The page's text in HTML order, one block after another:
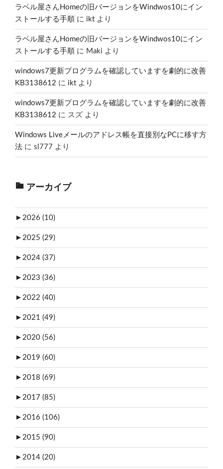
ラベル屋さんHomeの旧バージョンをWindwos10にイン
ストールする手順 に ikt より
ラベル屋さんHomeの旧バージョンをWindwos10にイン
ストールする手順 に Maki より
windows7更新プログラムを確認していますを劇的に改善
KB3138612 に ikt より
windows7更新プログラムを確認していますを劇的に改善
KB3138612 に スズ より
Windows Liveメールのアドレス帳を直接別なPCに移す方
法 に sl777 より
アーカイブ
► 2026 (10)
► 2025 (29)
► 2024 (37)
► 2023 (36)
► 2022 (40)
► 2021 (49)
► 2020 (56)
► 2019 (60)
► 2018 (69)
► 2017 (85)
► 2016 (106)
► 2015 (90)
► 2014 (20)